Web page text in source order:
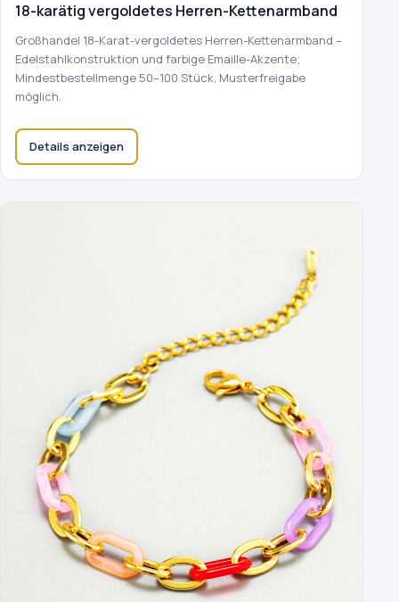
18-karätig vergoldetes Herren-Kettenarmband
Großhandel 18-Karat-vergoldetes Herren-Kettenarmband –
Edelstahlkonstruktion und farbige Emaille-Akzente;
Mindestbestellmenge 50–100 Stück, Musterfreigabe
möglich.
Details anzeigen